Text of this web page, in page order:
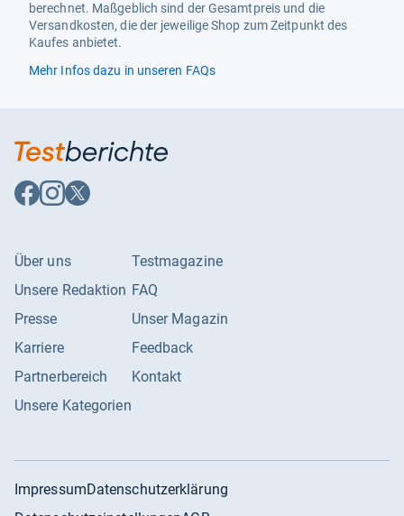
berechnet. Maßgeblich sind der Gesamtpreis und die
Versandkosten, die der jeweilige Shop zum Zeitpunkt des
Kaufes anbietet.
Mehr Infos dazu in unseren FAQs
Auf
Facebook
Auf
Instagram
Auf
X
Über uns
Unsere Redaktion
Presse
Karriere
Partnerbereich
Unsere Kategorien
Testmagazine
FAQ
Unser Magazin
Feedback
Kontakt
ImpressumDatenschutzerklärung